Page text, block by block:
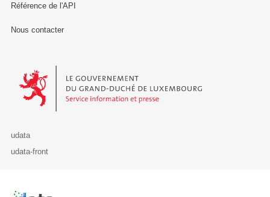
Référence de l'API
Nous contacter
Le Gouvernement du Grand-Duché de Luxembourg - Service
udata
udata-front